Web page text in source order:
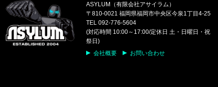
ASYLUM（有限会社アサイラム）
〒810-0021 福岡県福岡市中央区今泉1丁目4-25
TEL 092-776-5604
(対応時間 10:00～17:00/定休日 土・日曜日・祝
祭日)
会社概要
お問い合わせ
福岡県のお客様ご注文ありがとうございます。
CALVIN KLEIN/カルバンクライン
COTTON STRETCH 5PK TRUNK
福岡県のお客様ご注文ありがとうございます。